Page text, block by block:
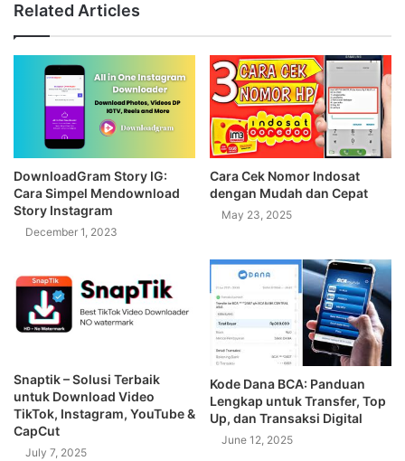
Related Articles
DownloadGram Story IG:
Cara Simpel Mendownload
Story Instagram
December 1, 2023
Cara Cek Nomor Indosat
dengan Mudah dan Cepat
May 23, 2025
Snaptik – Solusi Terbaik
untuk Download Video
TikTok, Instagram, YouTube &
CapCut
July 7, 2025
Kode Dana BCA: Panduan
Lengkap untuk Transfer, Top
Up, dan Transaksi Digital
June 12, 2025